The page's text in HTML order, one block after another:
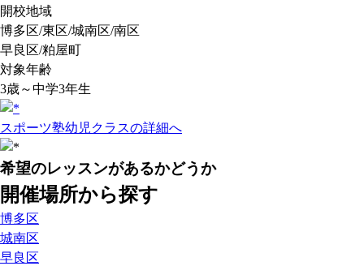
開校地域
博多区/東区/城南区/南区
早良区/粕屋町
対象年齢
3歳～中学3年生
スポーツ塾幼児クラスの詳細へ
希望のレッスンがあるかどうか
開催場所から探す
博多区
城南区
早良区